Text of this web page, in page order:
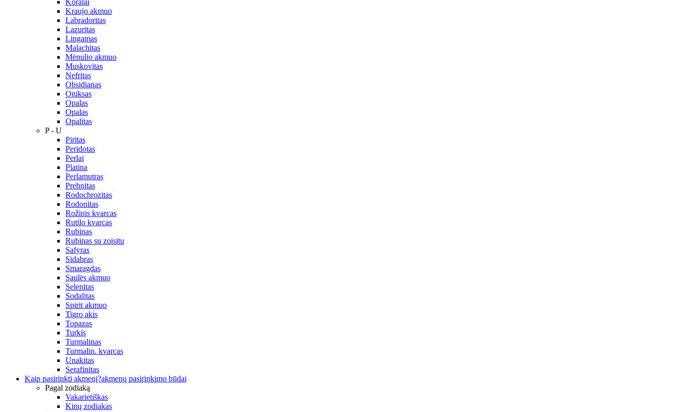
Koralai
Kraujo akmuo
Labradoritas
Lazuritas
Lingamas
Malachitas
Mėnulio akmuo
Muskovitas
Nefritas
Obsidianas
Oniksas
Opalas
Opalas
Opalitas
P - U
Piritas
Peridotas
Perlai
Platina
Perlamutras
Prehnitas
Rodochrozitas
Rodonitas
Rožinis kvarcas
Rutilo kvarcas
Rubinas
Rubinas su zoisitu
Safyras
Sidabras
Smaragdas
Saulės akmuo
Selenitas
Sodalitas
Spirit akmuo
Tigro akis
Topazas
Turkis
Turmalinas
Turmalin. kvarcas
Unakitas
Serafinitas
Kaip pasirinkti akmenį?akmenų pasirinkimo būdai
Pagal zodiaką
Vakarietiškas
Kinų zodiakas